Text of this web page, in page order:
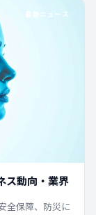
最新ニュース
ス動向・業界
全保障、防災に